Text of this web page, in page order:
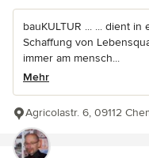
bauKULTUR ... ... dient
Schaffung von
immer am mensch...
Mehr
Agricolastr. 6, 09112